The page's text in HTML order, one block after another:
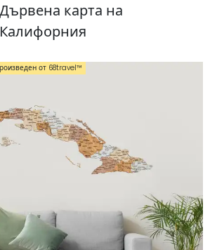
Дървена карта на
Калифорния
от 68travel™️